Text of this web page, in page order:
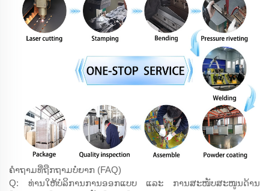
ຄຳຖາມທີ່ຖືກຖາມບໍ່ຍາກ (FAQ)
Q: ທ່ານໃຫ້ບໍລິການການອອກແບບ ແລະ ການສະໜັບສະໜູນດ້ານ